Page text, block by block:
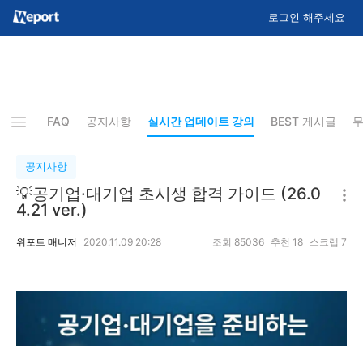
로그인 해주세요
Q&A FAQ 공지사항 실시간 업데이트 강의 BEST 게시글
공지사항
💡공기업·대기업 초시생 합격 가이드 (26.0
4.21 ver.)
위포트 매니저 2020.11.09 20:28 조회 85036 추천 18 스크랩 7